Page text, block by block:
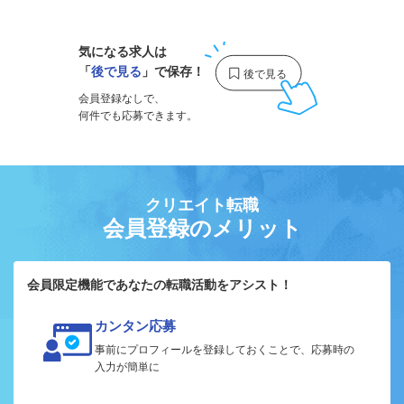
気になる求人は
「後で見る 」で保存！
会員登録なしで、
何件でも応募できます。
クリエイト転職
会員登録のメリット
会員限定機能であなたの転職活動をアシスト！
カンタン応募
事前にプロフィールを登録しておくことで、応募時の
入力が簡単に